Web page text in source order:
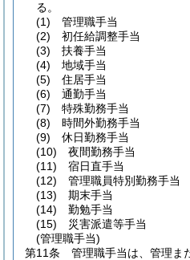
る。
(1)
管理職手当
(2)
初任給調整手当
(3)
扶養手当
(4)
地域手当
(5)
住居手当
(6)
通勤手当
(7)
特殊勤務手当
(8)
時間外勤務手当
(9)
休日勤務手当
(10)
夜間勤務手当
(11)
宿日直手当
(12)
管理職員特別勤務手当
(13)
期末手当
(14)
勤勉手当
(15)
災害派遣等手当
(管理職手当)
第11条
管理職手当は、管理ま